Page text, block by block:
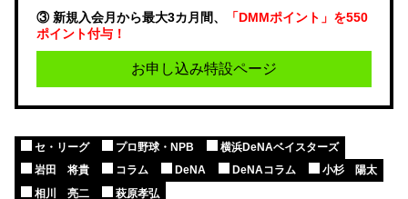
③ 新規入会月から最大3カ月間、
「DMMポイント」を550
ポイント付与！
お申し込み特設ページ
セ・リーグ プロ野球・NPB
横浜DeNAベイスターズ
岩田 将貴
コラム DeNA DeNAコラム
小杉 陽太
相川 亮二
萩原孝弘